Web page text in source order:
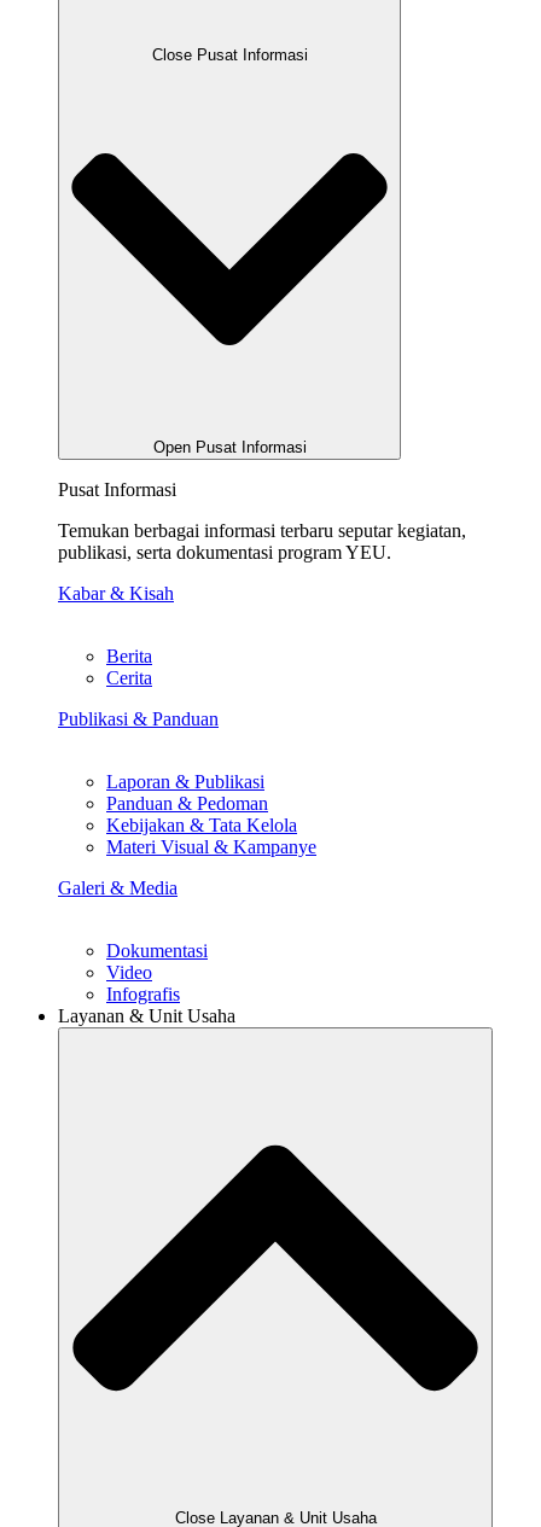
Close Pusat Informasi
Open Pusat Informasi
Pusat Informasi
Temukan berbagai informasi terbaru seputar kegiatan,
publikasi, serta dokumentasi program YEU.
Kabar & Kisah
Berita
Cerita
Publikasi & Panduan
Laporan & Publikasi
Panduan & Pedoman
Kebijakan & Tata Kelola
Materi Visual & Kampanye
Galeri & Media
Dokumentasi
Video
Infografis
Layanan & Unit Usaha
Close Layanan & Unit Usaha